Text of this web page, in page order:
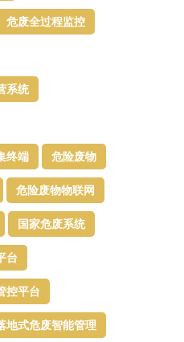
危废全过程监控
系统
终端 危险废物
危险废物物联网
国家危废系统
台
控平台
地式危废智能管理